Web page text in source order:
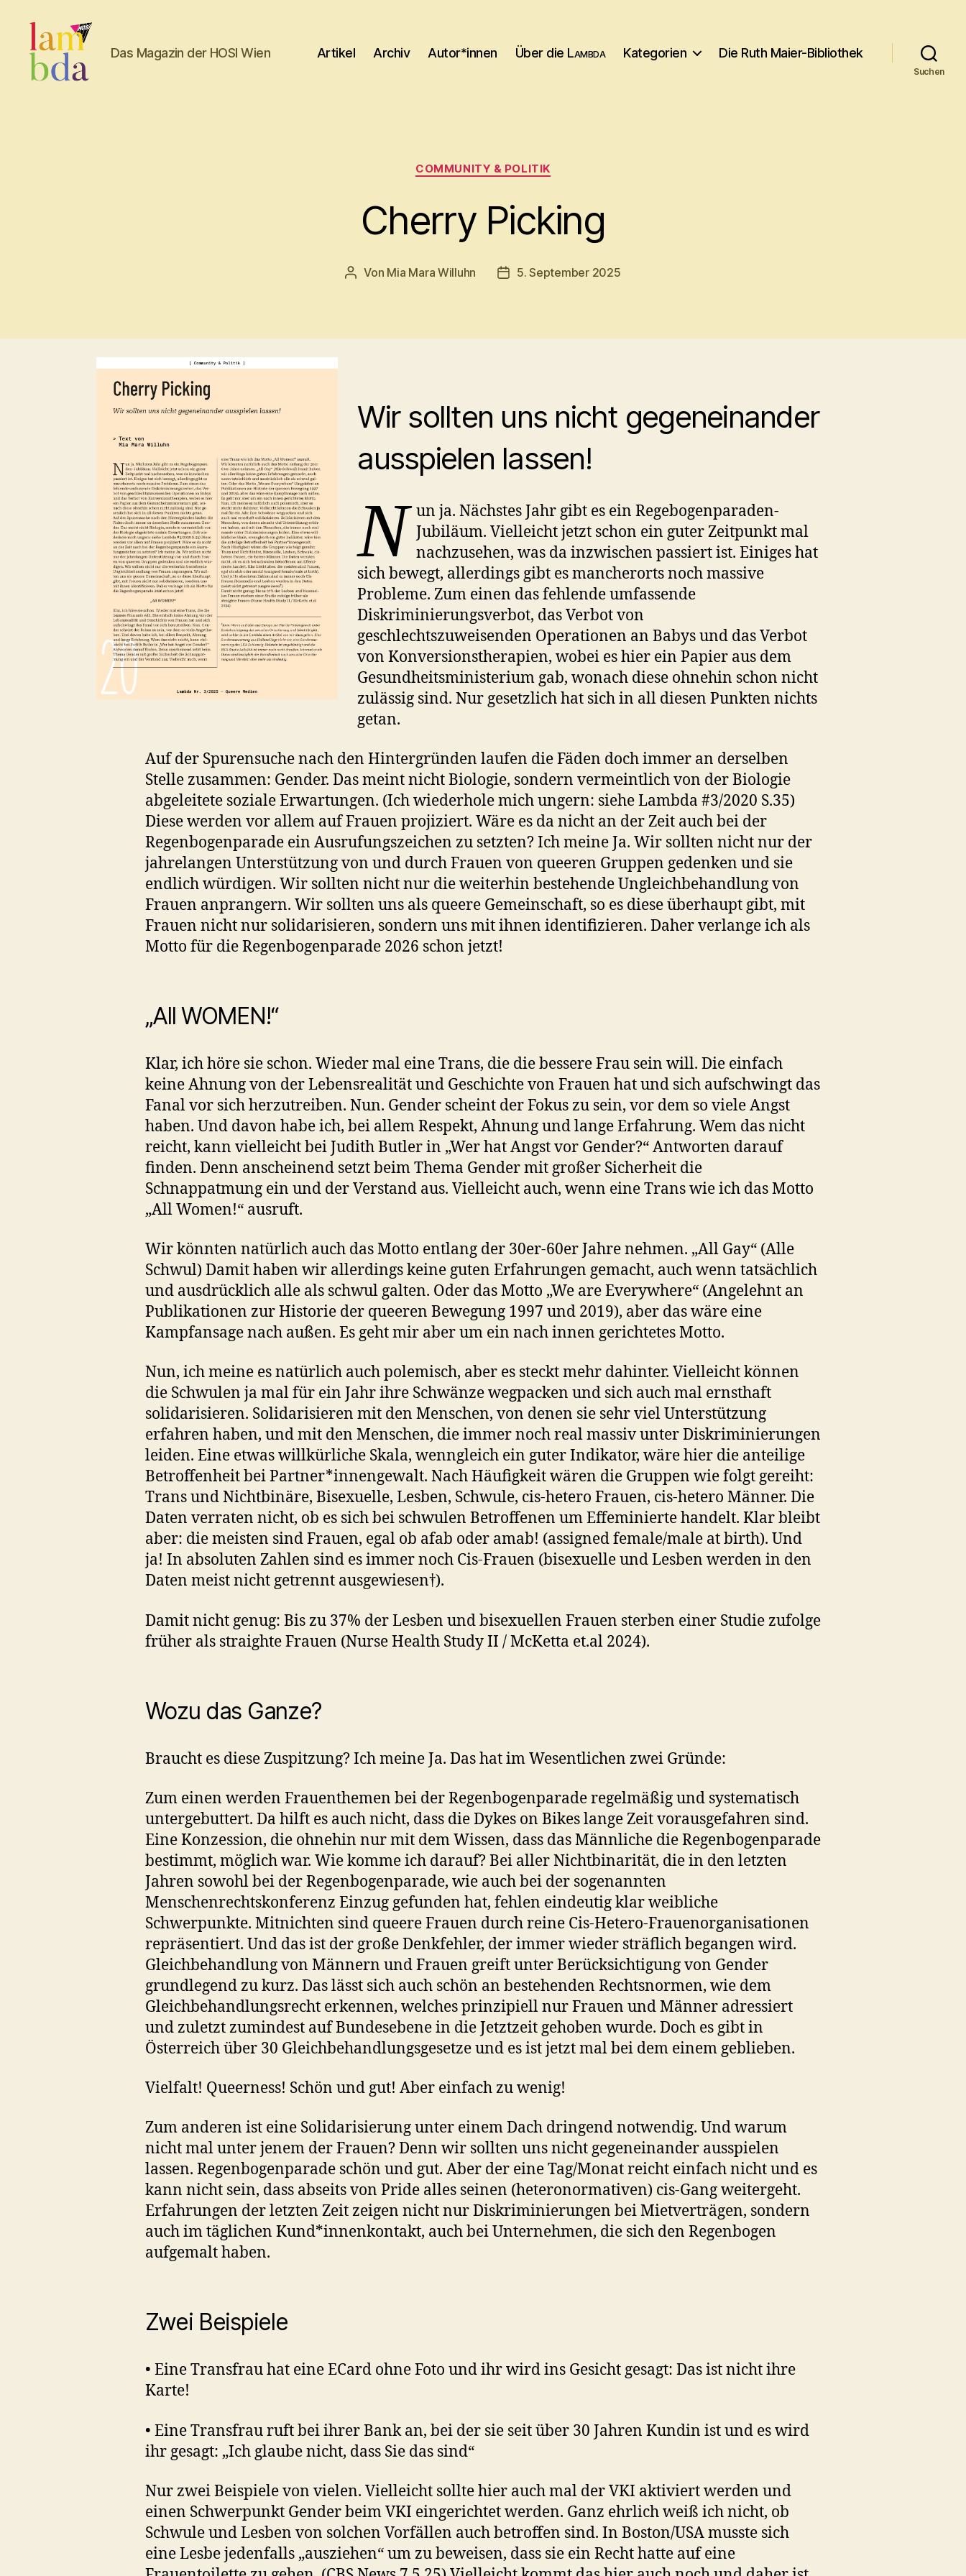
Das Magazin der HOSI Wien Artikel Archiv Autor*innen Über die Lambda Kategorien Die Ruth Maier-Bibliothek
Suchen
Kategorien
COMMUNITY & POLITIK
Cherry Picking
Beitragsautor
Von Mia Mara Willuhn Beitragsdatum
5. September 2025
Wir sollten uns nicht gegeneinander
ausspielen lassen!
N un ja. Nächstes Jahr gibt es ein Regebogenparaden-
Jubiläum. Vielleicht jetzt schon ein guter Zeitpunkt mal
nachzusehen, was da inzwischen passiert ist. Einiges hat
sich bewegt, allerdings gibt es mancherorts noch massive
Probleme. Zum einen das fehlende umfassende
Diskriminierungsverbot, das Verbot von
geschlechtszuweisenden Operationen an Babys und das Verbot
von Konversionstherapien, wobei es hier ein Papier aus dem
Gesundheitsministerium gab, wonach diese ohnehin schon nicht
zulässig sind. Nur gesetzlich hat sich in all diesen Punkten nichts
getan.
Auf der Spurensuche nach den Hintergründen laufen die Fäden doch immer an derselben
Stelle zusammen: Gender. Das meint nicht Biologie, sondern vermeintlich von der Biologie
abgeleitete soziale Erwartungen. (Ich wiederhole mich ungern: siehe Lambda #3/2020 S.35)
Diese werden vor allem auf Frauen projiziert. Wäre es da nicht an der Zeit auch bei der
Regenbogenparade ein Ausrufungszeichen zu setzten? Ich meine Ja. Wir sollten nicht nur der
jahrelangen Unterstützung von und durch Frauen von queeren Gruppen gedenken und sie
endlich würdigen. Wir sollten nicht nur die weiterhin bestehende Ungleichbehandlung von
Frauen anprangern. Wir sollten uns als queere Gemeinschaft, so es diese überhaupt gibt, mit
Frauen nicht nur solidarisieren, sondern uns mit ihnen identifizieren. Daher verlange ich als
Motto für die Regenbogenparade 2026 schon jetzt!
„All WOMEN!“
Klar, ich höre sie schon. Wieder mal eine Trans, die die bessere Frau sein will. Die einfach
keine Ahnung von der Lebensrealität und Geschichte von Frauen hat und sich aufschwingt das
Fanal vor sich herzutreiben. Nun. Gender scheint der Fokus zu sein, vor dem so viele Angst
haben. Und davon habe ich, bei allem Respekt, Ahnung und lange Erfahrung. Wem das nicht
reicht, kann vielleicht bei Judith Butler in „Wer hat Angst vor Gender?“ Antworten darauf
finden. Denn anscheinend setzt beim Thema Gender mit großer Sicherheit die
Schnappatmung ein und der Verstand aus. Vielleicht auch, wenn eine Trans wie ich das Motto
„All Women!“ ausruft.
Wir könnten natürlich auch das Motto entlang der 30er-60er Jahre nehmen. „All Gay“ (Alle
Schwul) Damit haben wir allerdings keine guten Erfahrungen gemacht, auch wenn tatsächlich
und ausdrücklich alle als schwul galten. Oder das Motto „We are Everywhere“ (Angelehnt an
Publikationen zur Historie der queeren Bewegung 1997 und 2019), aber das wäre eine
Kampfansage nach außen. Es geht mir aber um ein nach innen gerichtetes Motto.
Nun, ich meine es natürlich auch polemisch, aber es steckt mehr dahinter. Vielleicht können
die Schwulen ja mal für ein Jahr ihre Schwänze wegpacken und sich auch mal ernsthaft
solidarisieren. Solidarisieren mit den Menschen, von denen sie sehr viel Unterstützung
erfahren haben, und mit den Menschen, die immer noch real massiv unter Diskriminierungen
leiden. Eine etwas willkürliche Skala, wenngleich ein guter Indikator, wäre hier die anteilige
Betroffenheit bei Partner*innengewalt. Nach Häufigkeit wären die Gruppen wie folgt gereiht:
Trans und Nichtbinäre, Bisexuelle, Lesben, Schwule, cis-hetero Frauen, cis-hetero Männer. Die
Daten verraten nicht, ob es sich bei schwulen Betroffenen um Effeminierte handelt. Klar bleibt
aber: die meisten sind Frauen, egal ob afab oder amab! (assigned female/male at birth). Und
ja! In absoluten Zahlen sind es immer noch Cis-Frauen (bisexuelle und Lesben werden in den
Daten meist nicht getrennt ausgewiesen†).
Damit nicht genug: Bis zu 37% der Lesben und bisexuellen Frauen sterben einer Studie zufolge
früher als straighte Frauen (Nurse Health Study II / McKetta et.al 2024).
Wozu das Ganze?
Braucht es diese Zuspitzung? Ich meine Ja. Das hat im Wesentlichen zwei Gründe:
Zum einen werden Frauenthemen bei der Regenbogenparade regelmäßig und systematisch
untergebuttert. Da hilft es auch nicht, dass die Dykes on Bikes lange Zeit vorausgefahren sind.
Eine Konzession, die ohnehin nur mit dem Wissen, dass das Männliche die Regenbogenparade
bestimmt, möglich war. Wie komme ich darauf? Bei aller Nichtbinarität, die in den letzten
Jahren sowohl bei der Regenbogenparade, wie auch bei der sogenannten
Menschenrechtskonferenz Einzug gefunden hat, fehlen eindeutig klar weibliche
Schwerpunkte. Mitnichten sind queere Frauen durch reine Cis-Hetero-Frauenorganisationen
repräsentiert. Und das ist der große Denkfehler, der immer wieder sträflich begangen wird.
Gleichbehandlung von Männern und Frauen greift unter Berücksichtigung von Gender
grundlegend zu kurz. Das lässt sich auch schön an bestehenden Rechtsnormen, wie dem
Gleichbehandlungsrecht erkennen, welches prinzipiell nur Frauen und Männer adressiert
und zuletzt zumindest auf Bundesebene in die Jetztzeit gehoben wurde. Doch es gibt in
Österreich über 30 Gleichbehand­lungs­gesetze und es ist jetzt mal bei dem einem geblieben.
Vielfalt! Queerness! Schön und gut! Aber einfach zu wenig!
Zum anderen ist eine Solidarisierung unter einem Dach dringend notwendig. Und warum
nicht mal unter jenem der Frauen? Denn wir sollten uns nicht gegeneinander ausspielen
lassen. Regenbogenparade schön und gut. Aber der eine Tag/Monat reicht einfach nicht und es
kann nicht sein, dass abseits von Pride alles seinen (heteronormativen) cis-Gang weitergeht.
Erfahrungen der letzten Zeit zeigen nicht nur Diskriminierungen bei Mietverträgen, sondern
auch im täglichen Kund*innenkontakt, auch bei Unternehmen, die sich den Regenbogen
aufgemalt haben.
Zwei Beispiele
• Eine Transfrau hat eine ECard ohne Foto und ihr wird ins Gesicht gesagt: Das ist nicht ihre
Karte!
• Eine Transfrau ruft bei ihrer Bank an, bei der sie seit über 30 Jahren Kundin ist und es wird
ihr gesagt: „Ich glaube nicht, dass Sie das sind“
Nur zwei Beispiele von vielen. Vielleicht sollte hier auch mal der VKI aktiviert werden und
einen Schwerpunkt Gender beim VKI eingerichtet werden. Ganz ehrlich weiß ich nicht, ob
Schwule und Lesben von solchen Vorfällen auch betroffen sind. In Boston/USA musste sich
eine Lesbe jedenfalls „ausziehen“ um zu beweisen, dass sie ein Recht hatte auf eine